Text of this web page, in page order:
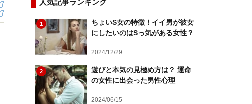
人気記事ランキング
1
ちょいS女の特徴！イイ男が彼女
にしたいのはSっ気がある女性？
2024/12/29
2
遊びと本気の見極め方は？ 運命
の女性に出会った男性心理
2024/06/15